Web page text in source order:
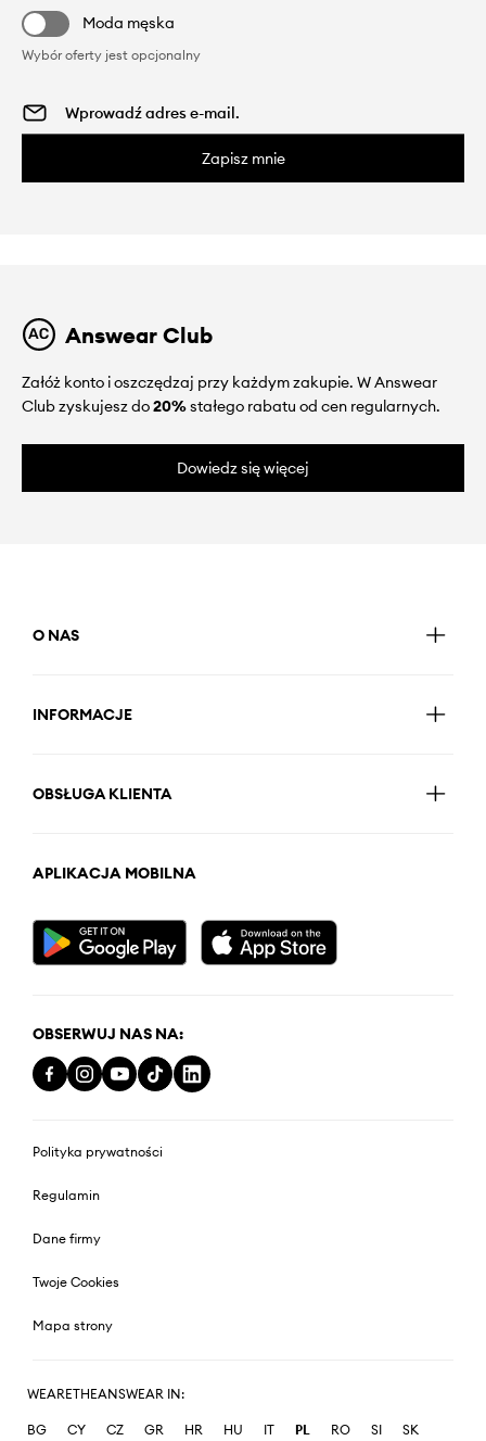
Moda męska
Wybór oferty jest opcjonalny
Zapisz mnie
Answear Club
Załóż konto i oszczędzaj przy każdym zakupie. W Answear
Club zyskujesz do20%stałego rabatu od cen regularnych.
Dowiedz się więcej
O NAS
INFORMACJE
OBSŁUGA KLIENTA
APLIKACJA MOBILNA
OBSERWUJ NAS NA:
Polityka prywatności
Regulamin
Dane firmy
Twoje Cookies
Mapa strony
WEARETHEANSWEAR IN:
BG CY CZ GR HR HU IT PL RO SI SK